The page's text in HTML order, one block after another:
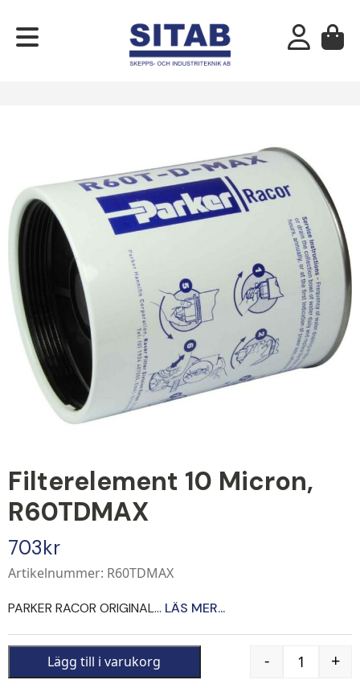
Filterelement 10 Micron,
R60TDMAX
703kr
Artikelnummer: R60TDMAX
PARKER RACOR ORIGINAL... LÄS MER...
Quantity
- +
Lägg till i varukorg